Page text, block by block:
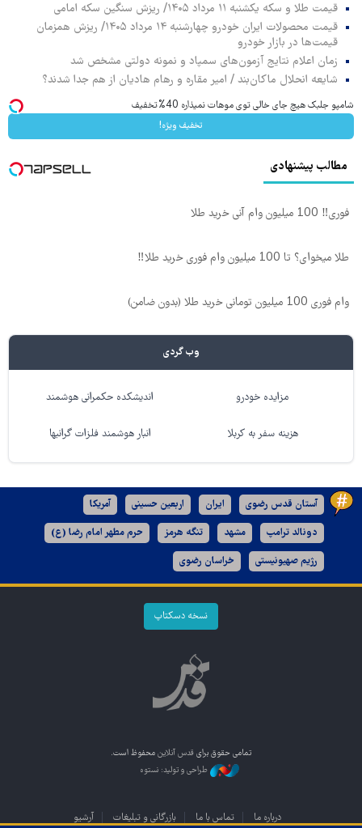
قیمت طلا و سکه یکشنبه ۱۱ مرداد ۱۴۰۵/ ریزش سنگین سکه امامی
قیمت محصولات ایران خودرو چهارشنبه ۱۴ مرداد ۱۴۰۵/ ریزش همزمان
قیمت‌ها در بازار خودرو
زمان اعلام نتایج آزمون‌های سمپاد و نمونه دولتی مشخص شد
شایعه انحلال ماکان‌بند / امیر مقاره و رهام هادیان از هم جدا شدند؟
شامپو جلبک هیچ جای خالی توی موهات نمیذاره 40%تخفیف
تخفیف ویژه!
مطالب پیشنهادی
فوری‼️ 100 میلیون وام آنی خرید طلا
طلا میخوای؟ تا 100 میلیون وام فوری خرید طلا‼️
وام فوری 100 میلیون تومانی خرید طلا (بدون ضامن)
وب گردی
مزایده خودرو اندیشکده حکمرانی هوشمند
هزینه سفر به کربلا انبار هوشمند فلزات گرانبها
آستان قدس رضوی ایران اربعین حسینی آمریکا
دونالد ترامپ مشهد تنگه هرمز حرم مطهر امام رضا (ع)
رژیم صهیونیستی خراسان رضوی
نسخه دسکتاپ
تمامی حقوق برای قدس آنلاین محفوظ است.
طراحی و تولید: نستوه
درباره ما تماس با ما بازرگانی و تبلیغات آرشیو